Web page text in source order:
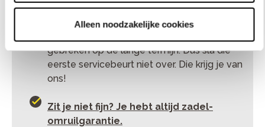
Alleen noodzakelijke cookies
inbegrepen.
Geef je fiets de aandacht die hij verdient.
gebreken op de lange termijn. Dus sla die
eerste servicebeurt niet over. Die krijg je van
ons!
Zit je niet fijn? Je hebt altijd zadel-
omruilgarantie.